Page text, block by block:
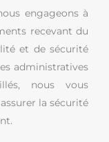
engageons à
recevant du
et de sécurité
administratives
nous vous
la sécurité